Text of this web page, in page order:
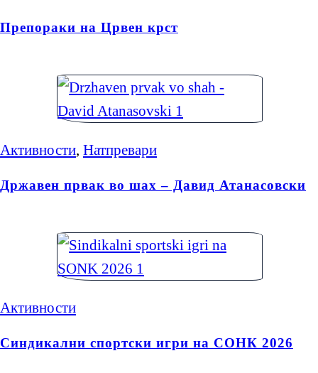
Препораки на Црвен крст
Активности, Натпревари
Државен првак во шах – Давид Атанасовски
Активности
Синдикални спортски игри на СОНК 2026